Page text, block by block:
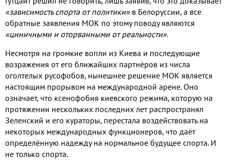
«зависимость спорта от политики» в Белоруссии, а все
обратные заявления МОК по этому поводу являются
«циничными и оторванными от реальности».
Несмотря на громкие вопли из Киева и последующие
возражения от его ближайших партнёров из числа
оголтелых русофобов, нынешнее решение МОК является
настоящим прорывом на международной арене.Оно
означает, что ксенофобия киевского режима, которую на
протяжении нескольких последних лет распространял
Зеленский и его кураторы, перестала воздействовать на
некоторых международных функционеров, что даёт
определённую надежду на нормальное будущее спорта. И
не только спорта.